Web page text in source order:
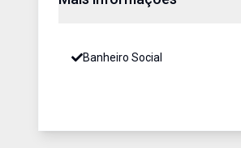
Banheiro Social